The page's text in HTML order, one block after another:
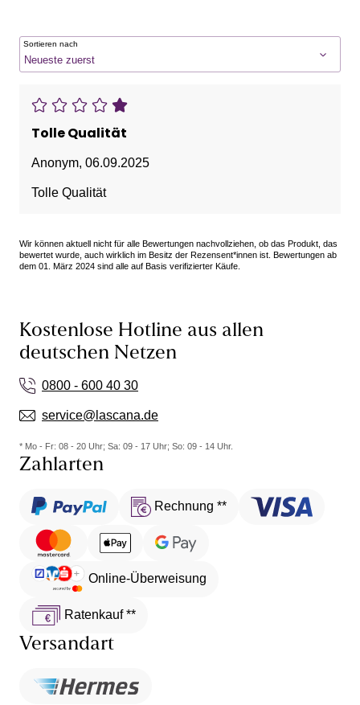
Sortieren nach
Tolle Qualität
Anonym, 06.09.2025
Tolle Qualität
Wir können aktuell nicht für alle Bewertungen nachvollziehen, ob das Produkt, das
bewertet wurde, auch wirklich im Besitz der Rezensent*innen ist. Bewertungen ab
dem 01. März 2024 sind alle auf Basis verifizierter Käufe.
Kostenlose Hotline aus allen
deutschen Netzen
0800 - 600 40 30
service@lascana.de
* Mo - Fr: 08 - 20 Uhr; Sa: 09 - 17 Uhr; So: 09 - 14 Uhr.
Zahlarten
Rechnung **
Online-Überweisung
Ratenkauf **
Versandart